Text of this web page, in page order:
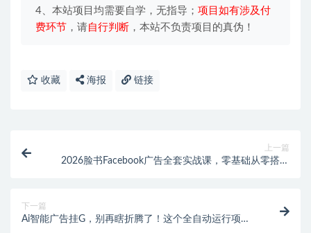
4、本站项目均需要自学，无指导； 项目如有涉及付
费环节 ，请自行判断 ，本站不负责项目的真伪！
收藏 海报 链接
上一篇
2026脸书Facebook广告全套实战课，零基础从零搭建
下一篇
Ai智能广告挂G，别再瞎折腾了！这个全自动运行项